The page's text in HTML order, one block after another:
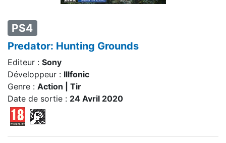
PS4
Predator: Hunting Grounds
Editeur : Sony
Développeur : Illfonic
Genre : Action | Tir
Date de sortie : 24 Avril 2020